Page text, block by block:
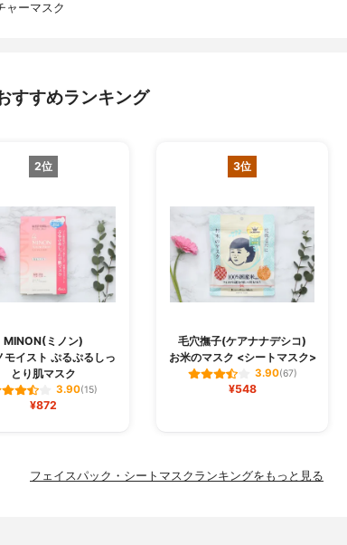
ャーマスク
すすめランキング
2位
MINON(ミノン)
モイスト ぷるぷるしっ
とり肌マスク
3.90(15)
¥872
3位
毛穴撫子(ケアナナデシコ)
お米のマスク <シートマスク>
3.90(67)
¥548
フェイスパック・シートマスクランキングをもっと見る